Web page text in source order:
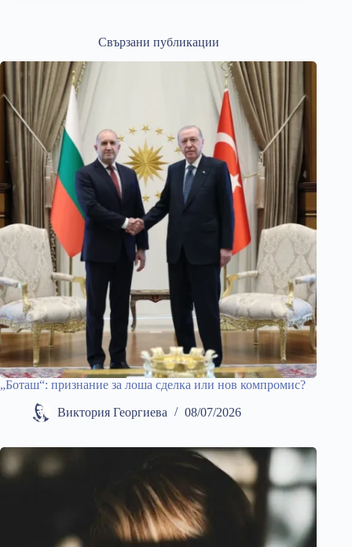
Свързани публикации
„Боташ“: признание за лоша сделка или нов компромис?
Виктория Георгиева 08/07/2026